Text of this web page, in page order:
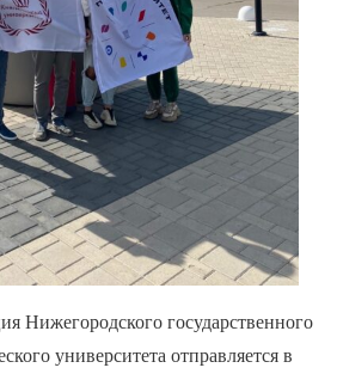
Нижегородского государственного
университета отправляется в